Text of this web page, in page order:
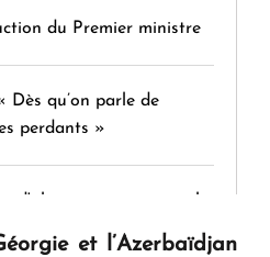
du Premier ministre
Dès qu’on parle de
perdants »
ne se pose pas. "
et l’Azerbaïdjan